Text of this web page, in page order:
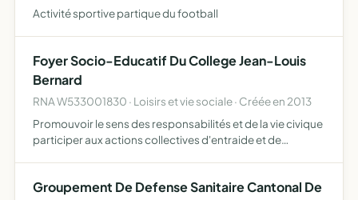
Activité sportive partique du football
Foyer Socio-Educatif Du College Jean-Louis
Bernard
RNA W533001830 · Loisirs et vie sociale · Créée en 2013
Promouvoir le sens des responsabilités et de la vie civique
participer aux actions collectives d'entraide et de
Groupement De Defense Sanitaire Cantonal De